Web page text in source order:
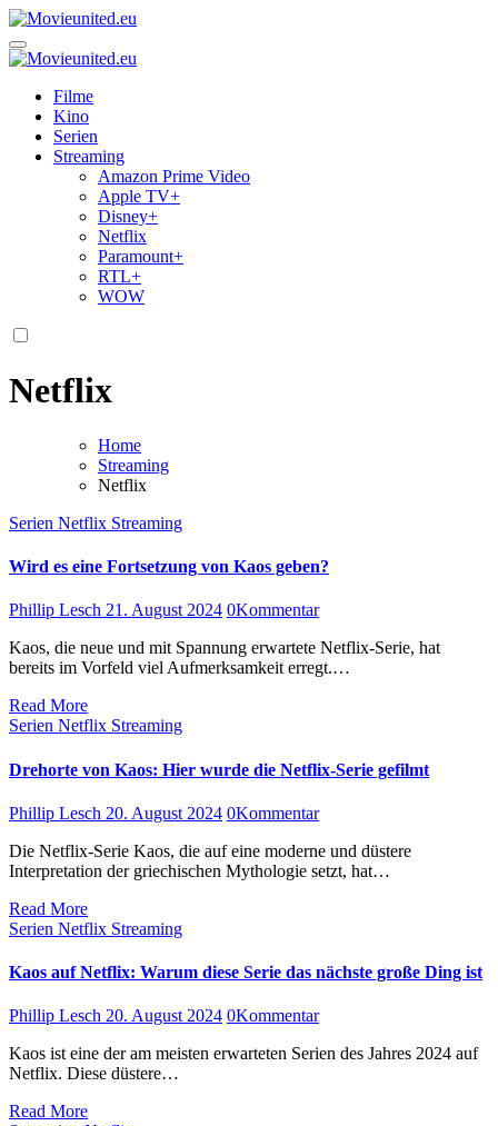
Zum
Inhalt
springen
Movieunited.eu
Filme
Kino
Serien
Streaming
Amazon Prime Video
Apple TV+
Disney+
Netflix
Paramount+
RTL+
WOW
Netflix
Home
Streaming
Netflix
Serien Netflix Streaming
Wird es eine Fortsetzung von Kaos geben?
Phillip Lesch 21. August 2024 0Kommentar
Kaos, die neue und mit Spannung erwartete Netflix-Serie, hat
bereits im Vorfeld viel Aufmerksamkeit erregt.…
Read More
Serien Netflix Streaming
Drehorte von Kaos: Hier wurde die Netflix-Serie gefilmt
Phillip Lesch 20. August 2024 0Kommentar
Die Netflix-Serie Kaos, die auf eine moderne und düstere
Interpretation der griechischen Mythologie setzt, hat…
Read More
Serien Netflix Streaming
Kaos auf Netflix: Warum diese Serie das nächste große Ding ist
Phillip Lesch 20. August 2024 0Kommentar
Kaos ist eine der am meisten erwarteten Serien des Jahres 2024 auf
Netflix. Diese düstere…
Read More